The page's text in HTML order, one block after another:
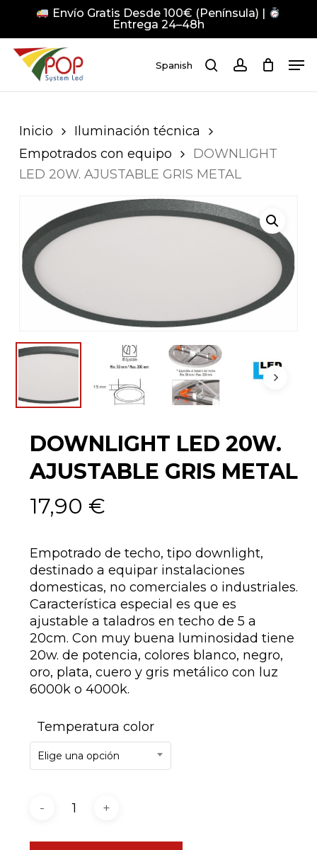
main
content
Envío Gratis Desde 100€ (Península) |
Entrega 24–48h
Spanish searchaccount
Inicio
Iluminación técnica
Empotrados con equipo
DOWNLIGHT
LED 20W. AJUSTABLE GRIS METAL
DOWNLIGHT LED 20W.
AJUSTABLE GRIS METAL
17,90 €
Empotrado de techo, tipo downlight,
destinado a equipar instalaciones
domesticas, no comerciales o industriales.
Característica especial es que es
ajustable a taladros en techo de 5 a
20cm. Con muy buena luminosidad tiene
20w. de potencia, colores blanco, negro,
oro, plata, cuero y gris metálico con luz
6000k o 4000k.
Temperatura color
Elige una opción
Close
Menu